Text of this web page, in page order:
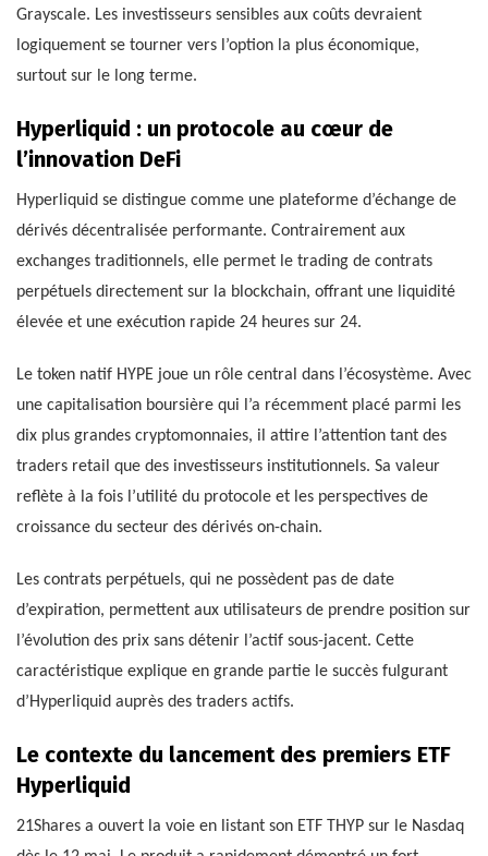
Grayscale. Les investisseurs sensibles aux coûts devraient
logiquement se tourner vers l’option la plus économique,
surtout sur le long terme.
Hyperliquid : un protocole au cœur de
l’innovation DeFi
Hyperliquid se distingue comme une plateforme d’échange de
dérivés décentralisée performante. Contrairement aux
exchanges traditionnels, elle permet le trading de contrats
perpétuels directement sur la blockchain, offrant une liquidité
élevée et une exécution rapide 24 heures sur 24.
Le token natif HYPE joue un rôle central dans l’écosystème. Avec
une capitalisation boursière qui l’a récemment placé parmi les
dix plus grandes cryptomonnaies, il attire l’attention tant des
traders retail que des investisseurs institutionnels. Sa valeur
reflète à la fois l’utilité du protocole et les perspectives de
croissance du secteur des dérivés on-chain.
Les contrats perpétuels, qui ne possèdent pas de date
d’expiration, permettent aux utilisateurs de prendre position sur
l’évolution des prix sans détenir l’actif sous-jacent. Cette
caractéristique explique en grande partie le succès fulgurant
d’Hyperliquid auprès des traders actifs.
Le contexte du lancement des premiers ETF
Hyperliquid
21Shares a ouvert la voie en listant son ETF THYP sur le Nasdaq